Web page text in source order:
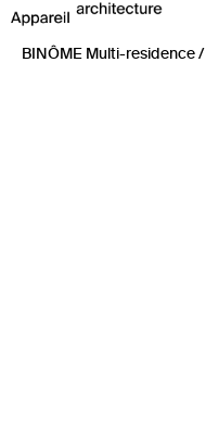
BINÔME Multi-residence